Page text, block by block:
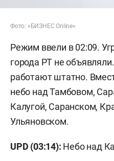
Фото: «БИЗНЕС Online»
Режим ввели в 02:09.
города РТ не
работают штатно.
небо над Тамбовом,
Калугой, Саранском,
Ульяновском.
UPD (03:14): Небо над